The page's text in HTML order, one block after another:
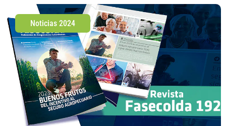
Noticias 2024